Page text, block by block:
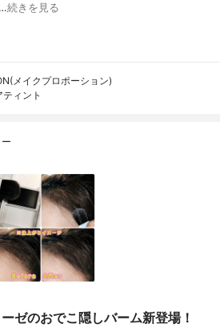
続きを見る
メイクプロポーション)
ィント
ゼのおでこ隠しバーム新登場！